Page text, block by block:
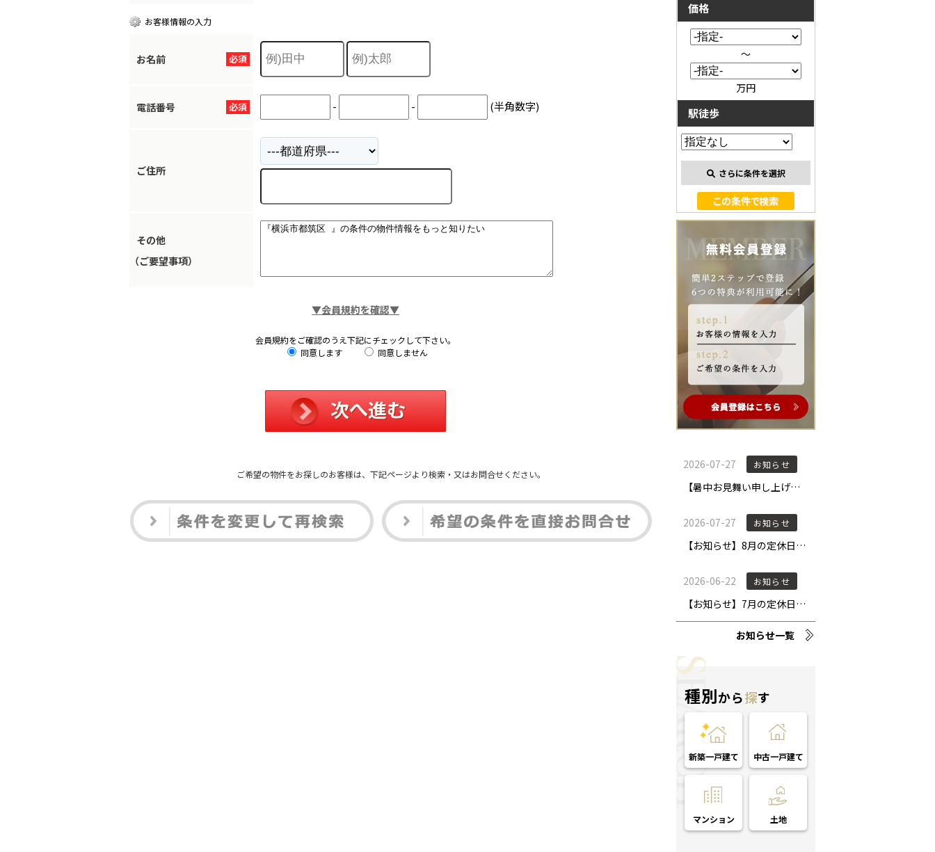
お客様情報の入力
必須
お名前
必須
電話番号 - - (半角数字)
ご住所
その他
（ご要望事項）
▼会員規約を確認▼
会員規約をご確認のうえ下記にチェックして下さい。
同意します
同意しません
ご希望の物件をお探しのお客様は、下記ページより検索・又はお問合せください。
価格
～
万円
駅徒歩
さらに条件を選択
お知らせ一覧
種別から探す
新築一戸建て 中古一戸建て
マンション 土地